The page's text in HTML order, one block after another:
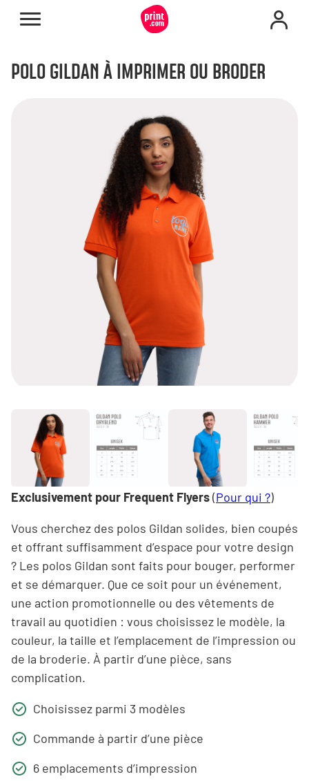
POLO GILDAN À IMPRIMER OU BRODER
Exclusivement pour Frequent Flyers(Pour qui ?)
Vous cherchez des polos Gildan solides, bien coupés
et offrant suffisamment d’espace pour votre design
? Les polos Gildan sont faits pour bouger, performer
et se démarquer. Que ce soit pour un événement,
une action promotionnelle ou des vêtements de
travail au quotidien : vous choisissez le modèle, la
couleur, la taille et l’emplacement de l’impression ou
de la broderie. À partir d’une pièce, sans
complication.
Choisissez parmi 3 modèles
Commande à partir d’une pièce
6 emplacements d’impression